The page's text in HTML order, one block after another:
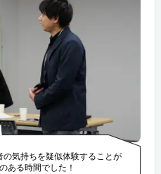
気持ちを疑似体験することが
ある時間でした！